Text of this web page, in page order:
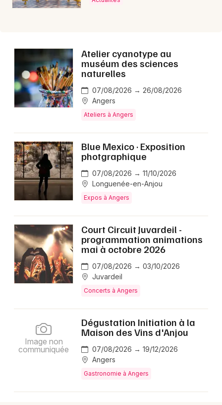
Atelier cyanotype au
muséum des sciences
naturelles
07/08/2026 → 26/08/2026
Angers
Ateliers à Angers
Blue Mexico · Exposition
photgraphique
07/08/2026 → 11/10/2026
Longuenée-en-Anjou
Expos à Angers
Court Circuit Juvardeil -
programmation animations
mai à octobre 2026
07/08/2026 → 03/10/2026
Juvardeil
Concerts à Angers
Dégustation Initiation à la
Maison des Vins d'Anjou
07/08/2026 → 19/12/2026
Angers
Gastronomie à Angers
Image non
communiquée